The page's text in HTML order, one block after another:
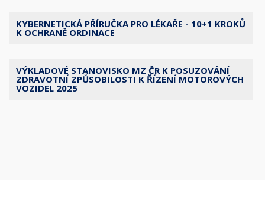
KYBERNETICKÁ PŘÍRUČKA PRO LÉKAŘE - 10+1 KROKŮ
K OCHRANĚ ORDINACE
VÝKLADOVÉ STANOVISKO MZ ČR K POSUZOVÁNÍ
ZDRAVOTNÍ ZPŮSOBILOSTI K ŘÍZENÍ MOTOROVÝCH
VOZIDEL 2025